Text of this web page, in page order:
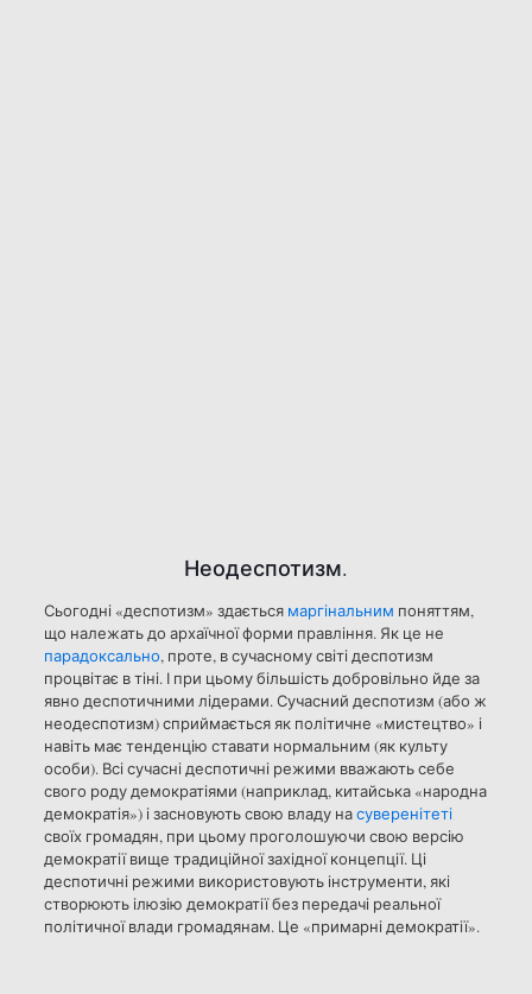
Неодеспотизм.
Сьогодні «деспотизм» здається маргінальним поняттям,
що належать до архаїчної форми правління. Як це не
парадоксально, проте, в сучасному світі деспотизм
процвітає в тіні. І при цьому більшість добровільно йде за
явно деспотичними лідерами. Сучасний деспотизм (або ж
неодеспотизм) сприймається як політичне «мистецтво» і
навіть має тенденцію ставати нормальним (як культу
особи). Всі сучасні деспотичні режими вважають себе
свого роду демократіями (наприклад, китайська «народна
демократія») і засновують свою владу насуверенітеті
своїх громадян, при цьому проголошуючи свою версію
демократії вище традиційної західної концепції. Ці
деспотичні режими використовують інструменти, які
створюють ілюзію демократії без передачі реальної
політичної влади громадянам. Це «примарні демократії».